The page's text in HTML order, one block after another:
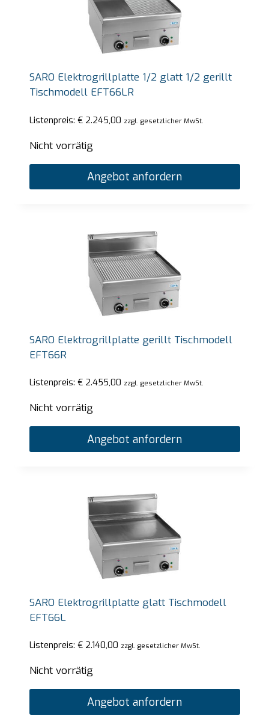
SARO Elektrogrillplatte 1/2 glatt 1/2 gerillt
Tischmodell EFT66LR
Listenpreis: €2.245,00 zzgl. gesetzlicher MwSt.
Nicht vorrätig
Angebot anfordern
SARO Elektrogrillplatte gerillt Tischmodell
EFT66R
Listenpreis: €2.455,00 zzgl. gesetzlicher MwSt.
Nicht vorrätig
Angebot anfordern
SARO Elektrogrillplatte glatt Tischmodell
EFT66L
Listenpreis: €2.140,00 zzgl. gesetzlicher MwSt.
Nicht vorrätig
Angebot anfordern